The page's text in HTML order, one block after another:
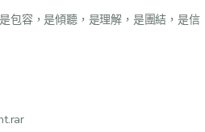
包容，是傾聽，是理解，是團結，是信